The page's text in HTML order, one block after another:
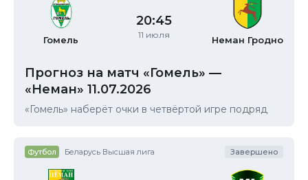
Гомель
20:45
11 июля Неман Гродно
Прогноз на матч «Гомель» —
«Неман» 11.07.2026
«Гомель» наберёт очки в четвёртой игре подряд
Футбол Беларусь Высшая лига Завершено